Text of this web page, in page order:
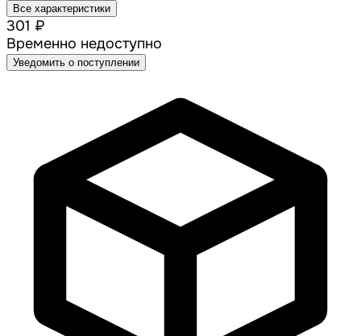
Все характеристики
301 ₽
Временно недоступно
Уведомить о поступлении